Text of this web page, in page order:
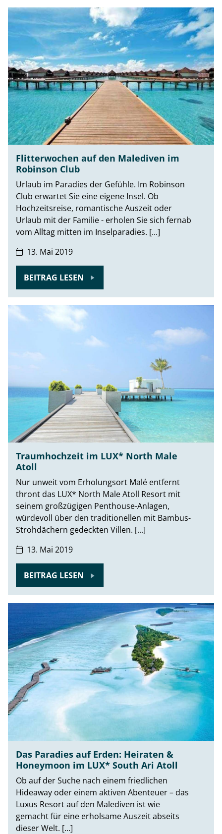
Flitterwochen auf den Malediven im
Robinson Club
Urlaub im Paradies der Gefühle. Im Robinson
Club erwartet Sie eine eigene Insel. Ob
Hochzeitsreise, romantische Auszeit oder
Urlaub mit der Familie - erholen Sie sich fernab
vom Alltag mitten im Inselparadies. [...]
13. Mai 2019
BEITRAG LESEN
Traumhochzeit im LUX* North Male
Atoll
Nur unweit vom Erholungsort Malé entfernt
thront das LUX* North Male Atoll Resort mit
seinem großzügigen Penthouse-Anlagen,
würdevoll über den traditionellen mit Bambus-
Strohdächern gedeckten Villen. [...]
13. Mai 2019
BEITRAG LESEN
Das Paradies auf Erden: Heiraten &
Honeymoon im LUX* South Ari Atoll
Ob auf der Suche nach einem friedlichen
Hideaway oder einem aktiven Abenteuer – das
Luxus Resort auf den Malediven ist wie
gemacht für eine erholsame Auszeit abseits
dieser Welt. [...]